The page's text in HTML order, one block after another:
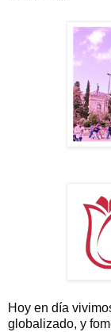
Hoy en día
globalizado, y